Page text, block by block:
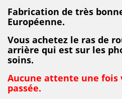
Fabrication de très
Européenne.
Vous achetez le ras de
arrière qui est sur les
soins.
Aucune attente une fois
passée.